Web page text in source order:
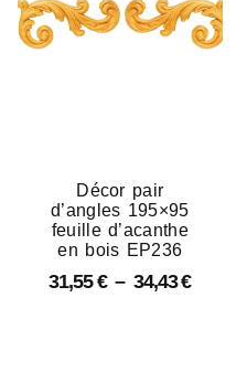
Décor pair
d’angles 195×95
feuille d’acanthe
en bois EP236
31,55€ – 34,43€